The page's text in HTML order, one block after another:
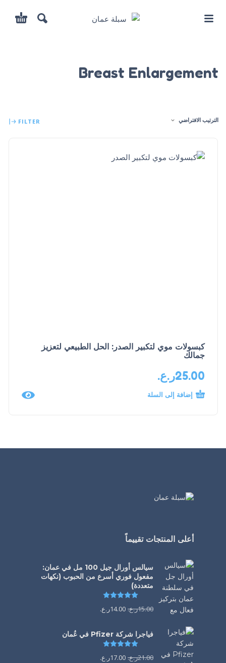
Breast Enlargement
الترتيب الافتراضي FILTER
كبسولات موي لتكبير الصدر: الحل الطبيعي لتعزيز
جمالك
25.00ر.ع.
إضافة إلى السلة
أعلى المنتجات تقييماً
سيالس أورال جيل 100 مل في عمان:
مفعول فوري أسرع من الحبوب (نكهات
متعددة)
15.00ر.ع. 14.00ر.ع.
فياجرا شركة Pfizer في عُمان
21.00ر.ع. 17.00ر.ع.